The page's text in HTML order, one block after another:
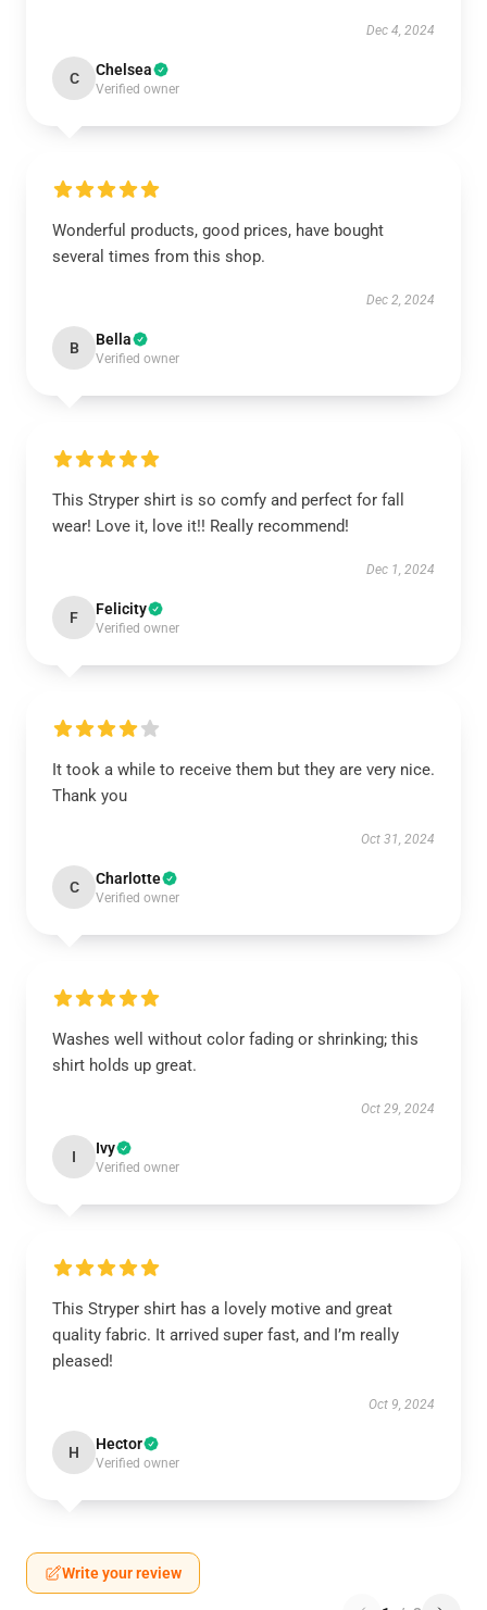
Dec 4, 2024
C Chelsea
Verified owner
Wonderful products, good prices, have bought
several times from this shop.
Dec 2, 2024
B Bella
Verified owner
This Stryper shirt is so comfy and perfect for fall
wear! Love it, love it!! Really recommend!
Dec 1, 2024
F Felicity
Verified owner
It took a while to receive them but they are very nice.
Thank you
Oct 31, 2024
C Charlotte
Verified owner
Washes well without color fading or shrinking; this
shirt holds up great.
Oct 29, 2024
I Ivy
Verified owner
This Stryper shirt has a lovely motive and great
quality fabric. It arrived super fast, and I’m really
pleased!
Oct 9, 2024
H Hector
Verified owner
Write your review